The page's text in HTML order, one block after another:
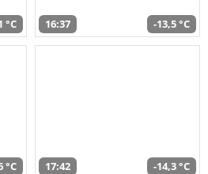
°C 16:37 -13,5 °C
°C 17:42 -14,3 °C